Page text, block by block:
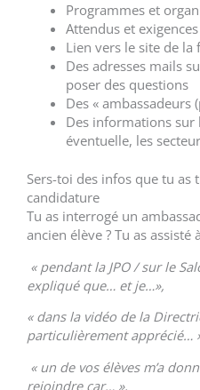
Programmes et
Attendus et
Lien vers le site de la
Des adresses mails
poser des questions
Des « ambassadeurs
Des informations sur
éventuelle, les
Sers-toi des infos que tu as
candidature
Tu as interrogé un
ancien élève ? Tu as assisté
« pendant la JPO / sur le
expliqué que… et je…»,
« dans la vidéo de la
particulièrement apprécié…
« un de vos élèves m’a
rejoindre car… »,